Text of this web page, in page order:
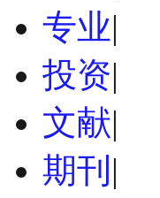
专业|
投资|
文献|
期刊 |